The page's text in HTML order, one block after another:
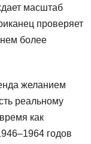
масштаб
проверяет
более
желанием
реальному
как
годов